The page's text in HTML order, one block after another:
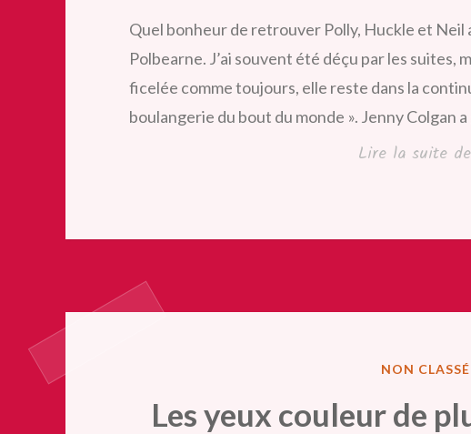
Quel bonheur de retrouver Polly, Huckle et
Polbearne. J’ai souvent été déçu par les suites,
ficelée comme toujours, elle reste dans la
boulangerie du bout du monde ». Jenny Colgan
Lire la suite de
PUBLIÉ
NON CLASSÉ
Les yeux couleur de